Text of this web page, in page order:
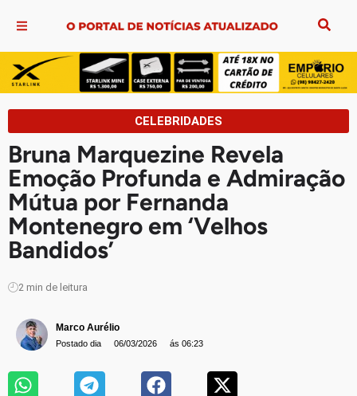
CELEBRIDADES
Bruna Marquezine Revela
Emoção Profunda e Admiração
Mútua por Fernanda
Montenegro em ‘Velhos
Bandidos’
2 min de leitura
Marco Aurélio
Postado dia 06/03/2026 ás 06:23